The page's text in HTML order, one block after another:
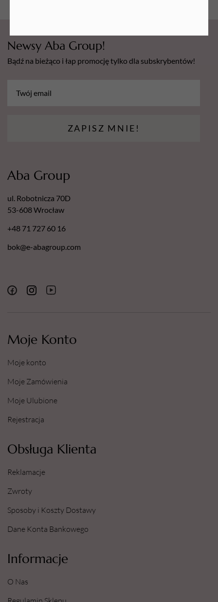
Newsy Aba Group!
Bądź na bieżąco i łap promocję tylko dla subskrybentów!
ZAPISZ MNIE!
Moje Konto
Moje konto
Moje Zamówienia
Moje Ulubione
Rejestracja
Obsługa Klienta
Reklamacje
Zwroty
Sposoby i Koszty Dostawy
Dane Konta Bankowego
Informacje
O Nas
Aba Group
ul. Robotnicza 70D
53-608 Wrocław
+48 71 727 60 16
bok@e-abagroup.com